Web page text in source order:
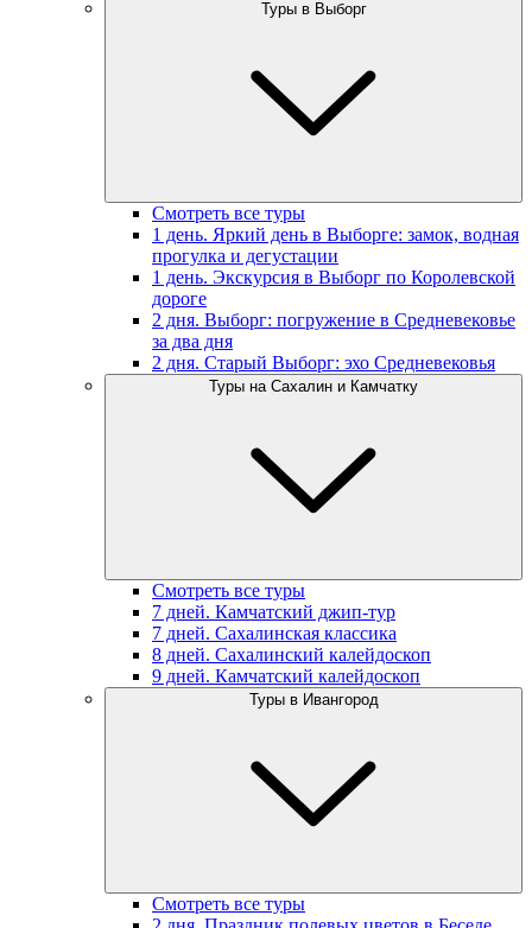
Туры в Выборг
Смотреть все туры
1 день. Яркий день в Выборге: замок, водная
прогулка и дегустации
1 день. Экскурсия в Выборг по Королевской
дороге
2 дня. Выборг: погружение в Средневековье
за два дня
2 дня. Старый Выборг: эхо Средневековья
Туры на Сахалин и Камчатку
Смотреть все туры
7 дней. Камчатский джип-тур
7 дней. Сахалинская классика
8 дней. Сахалинский калейдоскоп
9 дней. Камчатский калейдоскоп
Туры в Ивангород
Смотреть все туры